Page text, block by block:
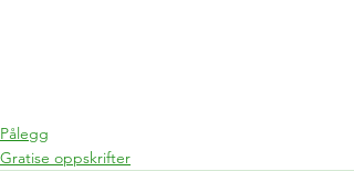
Pålegg
Gratise oppskrifter